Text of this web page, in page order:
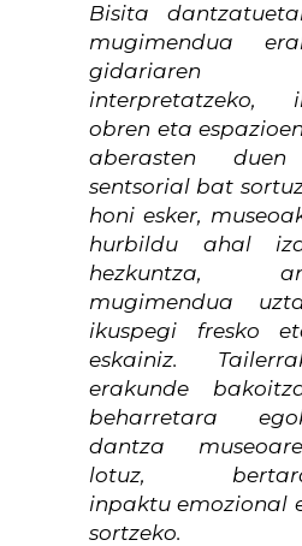
Bisita
mugimendua
gidariaren
interpretatzeko,
obren eta
aberasten duen
sentsorial bat
honi esker,
hurbildu ahal
hezkuntza,
mugimendua
ikuspegi fresko
eskainiz.
erakunde
beharretara
dantza
lotuz,
inpaktu emozional
sortzeko.